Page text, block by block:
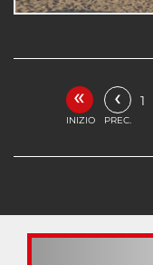
«
INIZIO
‹
PREC.
1